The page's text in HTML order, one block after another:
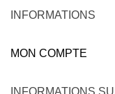
INFORMATIONS
MON COMPTE